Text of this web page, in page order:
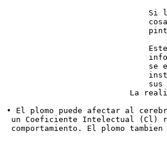
Si
se
sus
La
• El plomo puede afectar al
un Coeficiente Intelectual (Cl)
comportamiento. El plomo